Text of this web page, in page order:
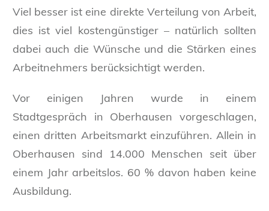
Viel besser ist eine direkte Verteilung von Arbeit,
dies ist viel kostengünstiger – natürlich sollten
dabei auch die Wünsche und die Stärken eines
Arbeitnehmers berücksichtigt werden.
Vor einigen Jahren wurde in einem
Stadtgespräch in Oberhausen vorgeschlagen,
einen dritten Arbeitsmarkt einzuführen. Allein in
Oberhausen sind 14.000 Menschen seit über
einem Jahr arbeitslos. 60 % davon haben keine
Ausbildung.